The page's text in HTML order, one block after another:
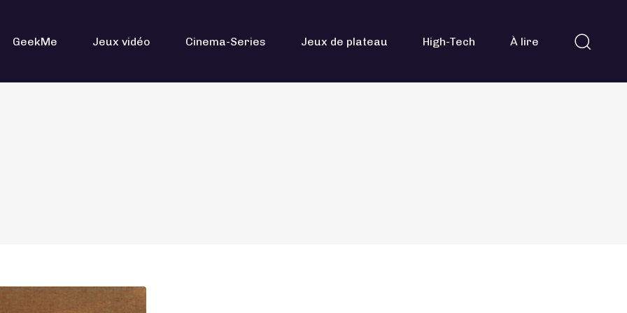
GeekMe Jeux vidéo Cinema-Series Jeux de plateau High-Tech À lire